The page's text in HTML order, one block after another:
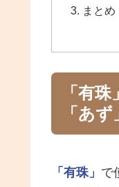
まとめ
「有
「あ
「有珠」 で